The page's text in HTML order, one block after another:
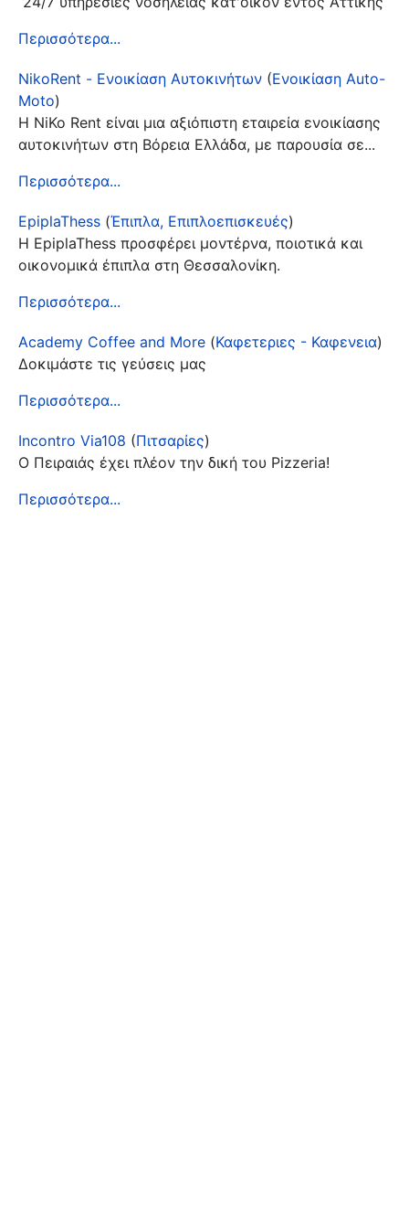
Περισσότερα...
NikoRent - Ενοικίαση Αυτοκινήτων (Ενοικίαση Auto-
Moto)
Η NiKo Rent είναι μια αξιόπιστη εταιρεία ενοικίασης
αυτοκινήτων στη Βόρεια Ελλάδα, με παρουσία σε...
Περισσότερα...
EpiplaThess (Έπιπλα, Επιπλοεπισκευές)
Η EpiplaThess προσφέρει μοντέρνα, ποιοτικά και
οικονομικά έπιπλα στη Θεσσαλονίκη.
Περισσότερα...
Academy Coffee and More (Καφετεριες - Καφενεια)
Δοκιμάστε τις γεύσεις μας
Περισσότερα...
Incontro Via108 (Πιτσαρίες)
Ο Πειραιάς έχει πλέον την δική του Pizzeria!
Περισσότερα...